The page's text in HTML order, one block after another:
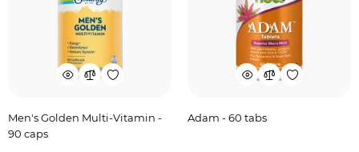
Men's Golden Multi-Vitamin -
90 caps
Adam - 60 tabs